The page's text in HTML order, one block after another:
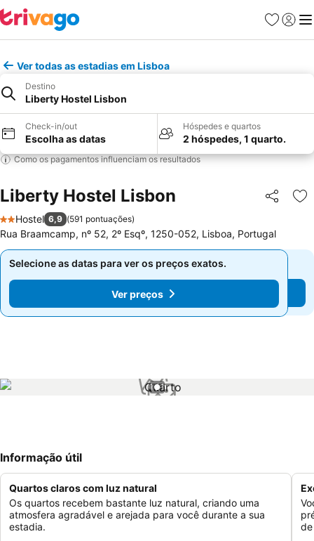
Favoritos
Iniciar
Ver todas as estadias em Lisboa
Destino
Liberty Hostel Lisbon
Check-in/out
Escolha as datas
Hóspedes e quartos
2 hóspedes, 1 quarto.
Como os pagamentos influenciam os resultados
Liberty Hostel Lisbon Partilhar
2 Estrelas
Hostel 6,9 (591 pontuações)
Rua Braamcamp, nº 52, 2º Esqº, 1250-052, Lisboa, Portugal
Selecione as datas para ver os preços exatos.
Ver preços
Selecione as datas para ver os preços exatos.
Ver preços
1 / 1
Informação útil
Quartos claros com luz natural
Os quartos recebem bastante luz natural, criando uma
atmosfera agradável e arejada para você durante a sua
estadia.